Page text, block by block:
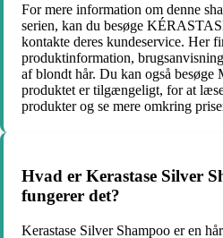
For mere information om denne
serien, kan du besøge
kontakte deres kundeservice. Her
produktinformation,
af blondt hår. Du kan også besøge
produktet er tilgængeligt, for at
produkter og se mere omkring
Hvad er Kerastase Silver
fungerer det?
Kerastase Silver Shampoo er en